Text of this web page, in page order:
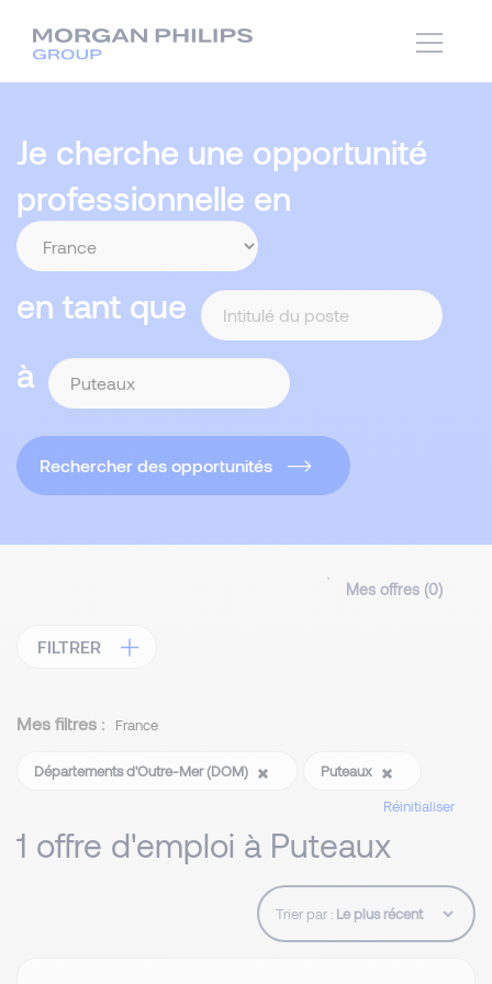
Je cherche une opportunité
professionnelle en
en tant que
à
Rechercher des opportunités
Mes offres (0)
FILTRER
Mes filtres : France
Départements d'Outre-Mer (DOM)
Puteaux
Réinitialiser
1 offre d'emploi à Puteaux
Trier par :